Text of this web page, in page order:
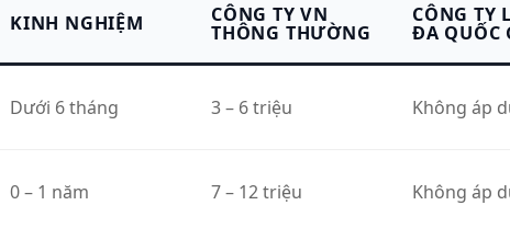
KINH NGHIỆM CÔNG TY VN
THÔNG THƯỜNG
CÔNG TY
ĐA QUỐC
Dưới 6 tháng 3 – 6 triệu Không áp
0 – 1 năm 7 – 12 triệu Không áp